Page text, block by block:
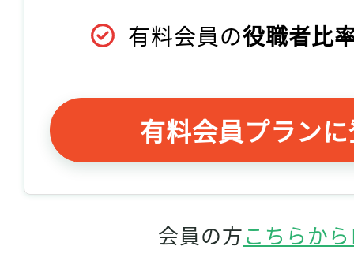
有料会員の役職者比
有料会員プラン
会員の方こちらか